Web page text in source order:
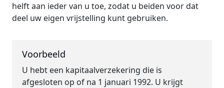
helft aan ieder van u toe, zodat u beiden voor dat
deel uw eigen vrijstelling kunt gebruiken.
Voorbeeld
U hebt een kapitaalverzekering die is
afgesloten op of na 1 januari 1992. U krijgt